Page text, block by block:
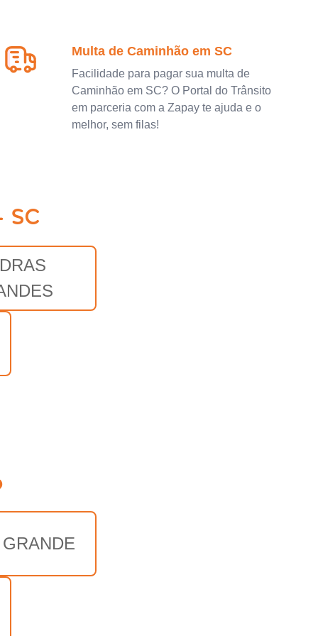
Multa de Caminhão em SC
Facilidade para pagar sua multa de
Caminhão em SC? O Portal do Trânsito
em parceria com a Zapay te ajuda e o
melhor, sem filas!
SC